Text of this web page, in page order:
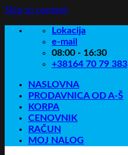
Skip to content
Lokacija
e-mail
08:00 - 16:30
+38164 70 79 383
NASLOVNA
PRODAVNICA OD A-Š
KORPA
CENOVNIK
RAČUN
MOJ NALOG